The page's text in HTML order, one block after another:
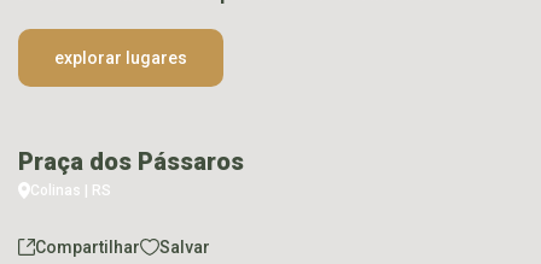
explorar lugares
Praça dos Pássaros
Colinas | RS
Compartilhar Salvar